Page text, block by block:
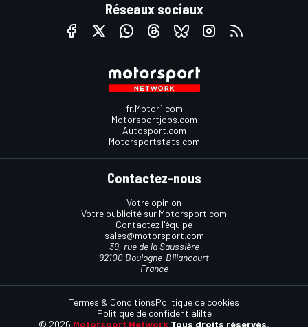
Réseaux sociaux
fr.Motor1.com
Motorsportjobs.com
Autosport.com
Motorsportstats.com
Contactez-nous
Votre opinion
Votre publicité sur Motorsport.com
Contactez l'équipe
sales@motorsport.com
39, rue de la Saussière
92100 Boulogne-Billancourt
France
© 2026 Motorsport Network Tous droits réservés.
Termes & ConditionsPolitique de cookies
Politique de confidentialilté